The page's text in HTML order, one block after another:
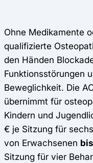
Ohne Medikamente
qualifizierte
den Händen
Funktionsstörungen
Beweglichkeit. Die
übernimmt für
Kindern und
€ je Sitzung für
von Erwachsenen
Sitzung für vier